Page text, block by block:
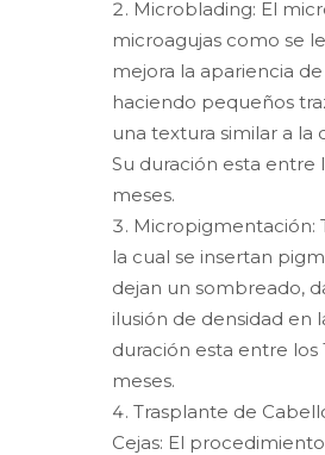
Microblading: El
microagujas como se
mejora la apariencia
haciendo pequeños
una textura similar a la
Su duración esta entre
meses.
Micropigmentación:
la cual se insertan
dejan un sombreado,
ilusión de densidad en
duración esta entre los
meses.
Trasplante de
Cejas: El